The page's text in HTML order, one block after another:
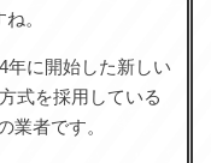
。
年に開始した新しい
式を採用している
業者です。